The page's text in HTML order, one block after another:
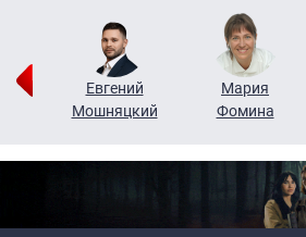
Евгений
Мошняцкий
Мария
Фомина